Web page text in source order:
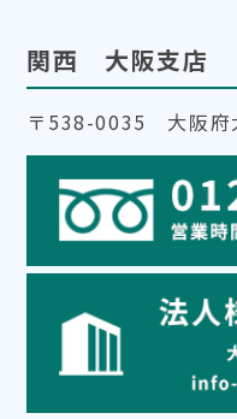
関西 大阪支店
〒538-0035 大阪府